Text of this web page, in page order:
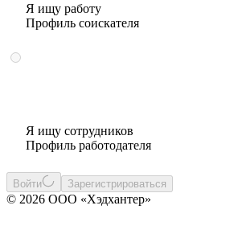
Я ищу работу
Профиль соискателя
Я ищу сотрудников
Профиль работодателя
Войти Зарегистрироваться
© 2026 ООО «Хэдхантер»